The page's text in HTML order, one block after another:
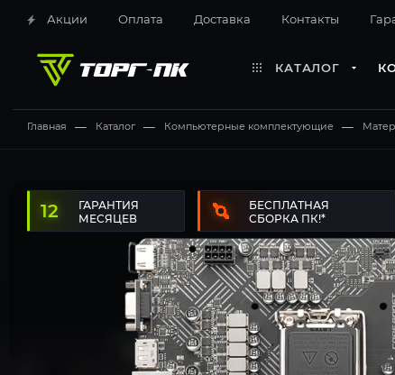
Акции Оплата Доставка Контакты
КАТАЛОГ
Главная — Каталог — Компьютерные комплектующие —
12 месяцев Бесплатная сборка ПК